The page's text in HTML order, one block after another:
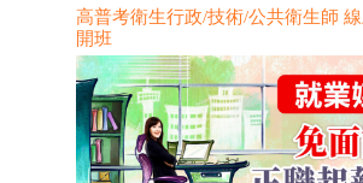
高普考衛生行政/技術/公共衛生師
開班